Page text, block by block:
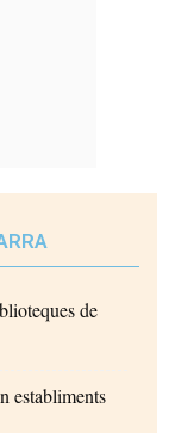
de
establiments